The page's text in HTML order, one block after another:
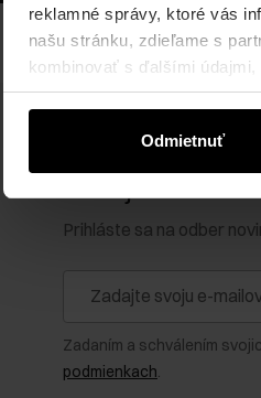
reklamné správy, ktoré vás
našu stránku, zdieľame s
kombinovať s ďalšími
Odmietnuť
Prihláste sa na odber
Zadaním a schválením
podmienkach.